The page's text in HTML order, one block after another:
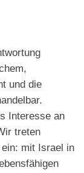
und die
Interesse an
treten
mit Israel in